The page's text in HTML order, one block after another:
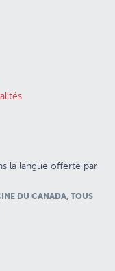
la langue offerte par
DU CANADA, TOUS